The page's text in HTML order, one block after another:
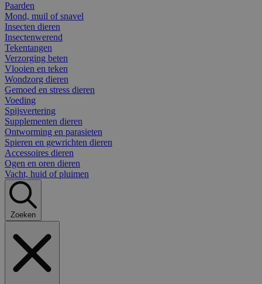
Paarden
Mond, muil of snavel
Insecten dieren
Insectenwerend
Tekentangen
Verzorging beten
Vlooien en teken
Wondzorg dieren
Gemoed en stress dieren
Voeding
Spijsvertering
Supplementen dieren
Ontworming en parasieten
Spieren en gewrichten dieren
Accessoires dieren
Ogen en oren dieren
Vacht, huid of pluimen
Zoeken